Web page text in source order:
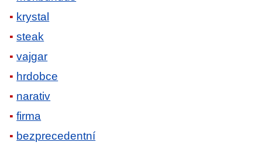
krystal
steak
vajgar
hrdobce
narativ
firma
bezprecedentní